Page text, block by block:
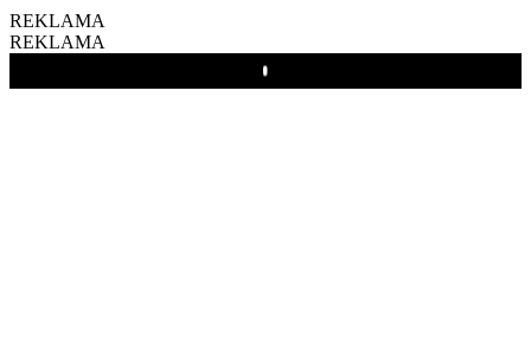
REKLAMA
REKLAMA
Play